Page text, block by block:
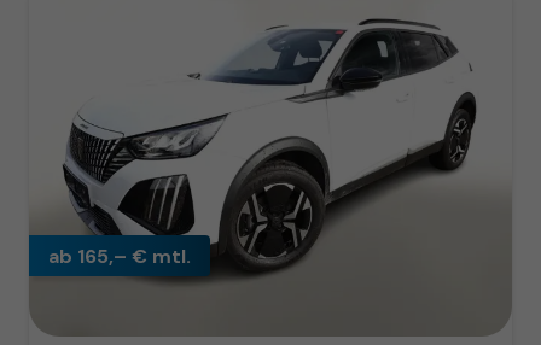
ab 165,– € mtl.